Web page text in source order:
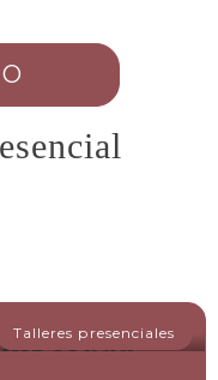
Talleres presenciales